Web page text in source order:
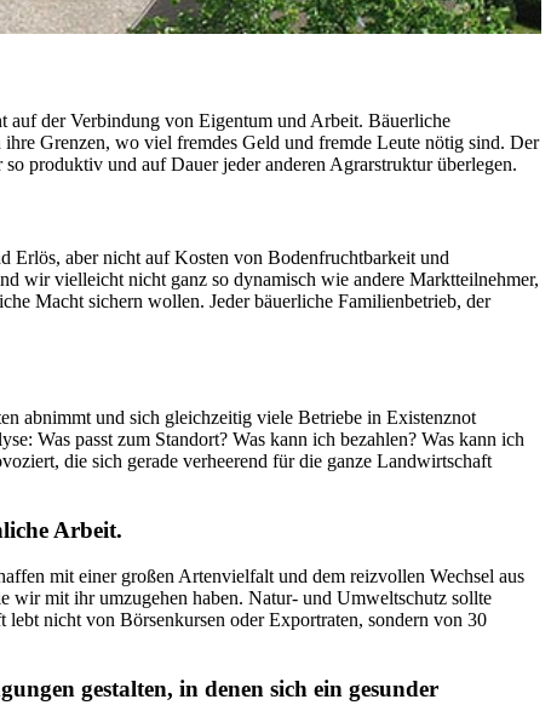
auf der Verbindung von Eigentum und Arbeit. Bäuerliche
Grenzen, wo viel fremdes Geld und fremde Leute nötig sind. Der
produktiv und auf Dauer jeder anderen Agrarstruktur überlegen.
Erlös, aber nicht auf Kosten von Bodenfruchtbarkeit und
wir vielleicht nicht ganz so dynamisch wie andere Marktteilnehmer,
Macht sichern wollen. Jeder bäuerliche Familienbetrieb, der
abnimmt und sich gleichzeitig viele Betriebe in Existenznot
Was passt zum Standort? Was kann ich bezahlen? Was kann ich
die sich gerade verheerend für die ganze Landwirtschaft
Arbeit.
mit einer großen Artenvielfalt und dem reizvollen Wechsel aus
wir mit ihr umzugehen haben. Natur- und Umweltschutz sollte
nicht von Börsenkursen oder Exportraten, sondern von 30
gestalten, in denen sich ein gesunder